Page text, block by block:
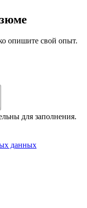
опишите свой опыт.
для заполнения.
данных